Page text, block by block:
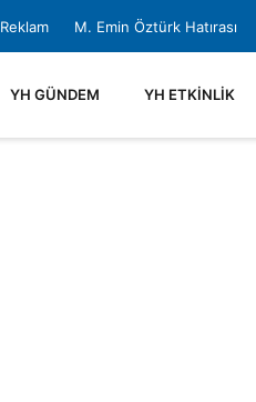
Reklam M. Emin Öztürk Hatırası
YH GÜNDEM YH ETKINLIK